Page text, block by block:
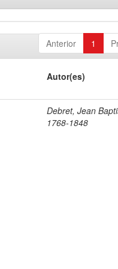
Anterior 1
Autor(es)
Debret, Jean
1768-1848